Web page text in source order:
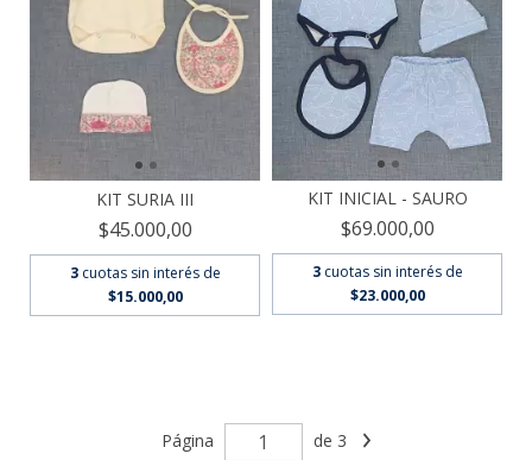
KIT SURIA III
$45.000,00
3 cuotas sin interés de
$15.000,00
KIT INICIAL - SAURO
$69.000,00
3 cuotas sin interés de
$23.000,00
Página de 3